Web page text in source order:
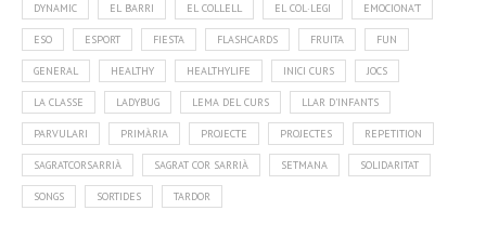
DYNAMIC EL BARRI EL COLLELL EL COL·LEGI EMOCIONA'T
ESO ESPORT FIESTA FLASHCARDS FRUITA FUN
GENERAL HEALTHY HEALTHYLIFE INICI CURS JOCS
LA CLASSE LADYBUG LEMA DEL CURS LLAR D'INFANTS
PARVULARI PRIMÀRIA PROJECTE PROJECTES REPETITION
SAGRATCORSARRIÀ SAGRAT COR SARRIÀ SETMANA SOLIDARITAT
SONGS SORTIDES TARDOR